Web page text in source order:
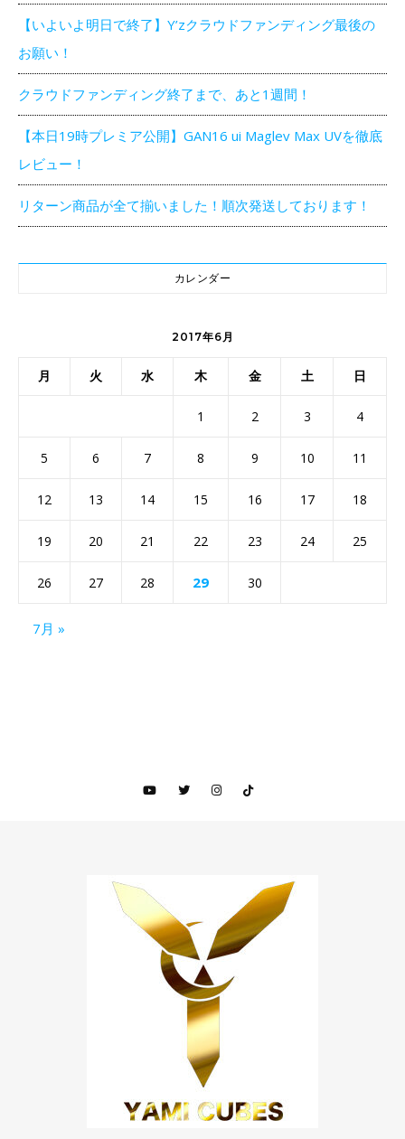
【いよいよ明日で終了】Y’zクラウドファンディング最後の
お願い！
クラウドファンディング終了まで、あと1週間！
【本日19時プレミア公開】GAN16 ui Maglev Max UVを徹底
レビュー！
リターン商品が全て揃いました！順次発送しております！
カレンダー
2017年6月
月 火 水 木 金 土 日
1 2 3 4
5 6 7 8 9 10 11
12 13 14 15 16 17 18
19 20 21 22 23 24 25
26 27 28 29 30
7月 »